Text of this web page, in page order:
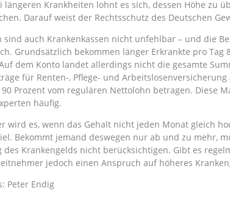
längeren Krankheiten lohnt es sich, dessen Höhe zu
Darauf weist der Rechtsschutz des Deutschen
sind auch Krankenkassen nicht unfehlbar – und die
Grundsätzlich bekommen länger Erkrankte pro Tag
dem Konto landet allerdings nicht die gesamte
für Renten-, Pflege- und
Prozent vom regulären Nettolohn betragen. Diese
häufig.
wird es, wenn das Gehalt nicht jeden Monat gleich
Bekommt jemand deswegen nur ab und zu mehr,
des Krankengelds nicht berücksichtigen. Gibt es
jedoch einen Anspruch auf höheres
Peter Endig